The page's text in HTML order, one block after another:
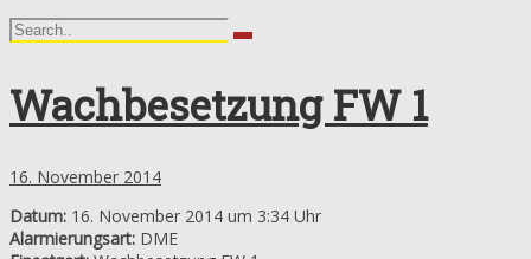
Wachbesetzung FW 1
16. November 2014
Datum: 16. November 2014 um 3:34 Uhr
Alarmierungsart: DME